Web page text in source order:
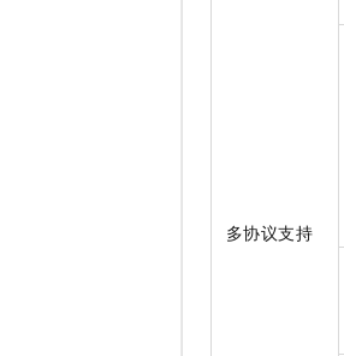
多协议支持